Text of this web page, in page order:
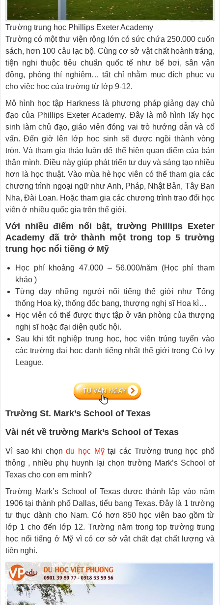
Trường trung học Phillips Exeter Academy
Trường có một thư viện rộng lớn có sức chứa 250.000 cuốn
sách, hơn 100 câu lạc bộ. Cùng cơ sở vật chất hoành tráng,
tiện nghi thuộc tiêu chuẩn quốc tế như bể bơi, sân vận
động, phòng thí nghiệm… tất chỉ nhằm mục đích phục vụ
cho việc học của trường từ lớp 9-12.
Mô hình học tập Harkness là phương pháp giảng dạy chủ
đạo của Phillips Exeter Academy. Đây là mô hình lấy học
sinh làm chủ đạo, giáo viên đóng vai trò hướng dẫn và cố
vấn. Đến giờ lên lớp học sinh sẽ được ngồi thành vòng
tròn. Và tham gia thảo luận để thể hiện quan điểm của bản
thân mình. Điều này giúp phát triển tư duy và sáng tạo nhiều
hơn là học thuật. Vào mùa hè học viên có thể tham gia các
chương trình ngoại ngữ như Anh, Pháp, Nhật Bản, Tây Ban
Nha, Đài Loan. Hoặc tham gia các chương trình trao đổi học
viên ở nhiều quốc gia trên thế giới.
Với nhiều điểm nổi bật, trường Phillips Exeter
Academy đã trở thành một trong top 5 trường
trung học nổi tiếng ở Mỹ
Học phí khoảng 47.000 – 56.000/năm (Học phí tham
khảo )
Từng dạy những người nổi tiếng thế giới như Tổng
thống Hoa kỳ, thống đốc bang, thượng nghị sĩ Hoa kì…
Học viên có thể được thực tập ở văn phòng của thượng
nghị sĩ hoặc đại diện quốc hội.
Sau khi tốt nghiệp trung học, học viên trúng tuyển vào
các trường đại học danh tiếng nhất thế giới trong Có Ivy
League.
Trường St. Mark’s School of Texas
Vài nét về trường Mark’s School of Texas
Vì sao khi chọndu học Mỹtại các Trường trung học phổ
thông , nhiều phụ huynh lại chọn trường Mark’s School of
Texas cho con em mình?
Trường Mark’s School of Texas được thành lập vào năm
1906 tại thành phố Dallas, tiểu bang Texas. Đây là 1 trường
tư thục dành cho Nam. Có hơn 850 học viên bao gồm từ
lớp 1 cho đến lớp 12. Trường nằm trong top trường trung
học nổi tiếng ở Mỹ vì có cơ sở vật chất đạt chất lượng và
tiện nghi.